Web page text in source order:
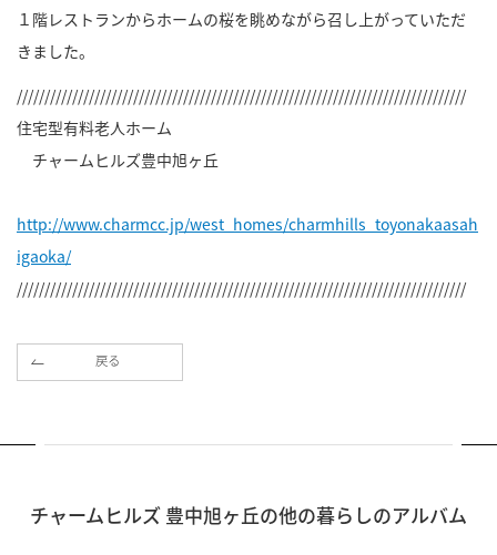
１階レストランからホームの桜を眺めながら召し上がっていただ
きました。
/////////////////////////////////////////////////////////////////////////////////
住宅型有料老人ホーム
チャームヒルズ豊中旭ヶ丘
http://www.charmcc.jp/west_homes/charmhills_toyonakaasah
igaoka/
/////////////////////////////////////////////////////////////////////////////////
戻る
チャームヒルズ 豊中旭ヶ丘の他の暮らしのアルバム